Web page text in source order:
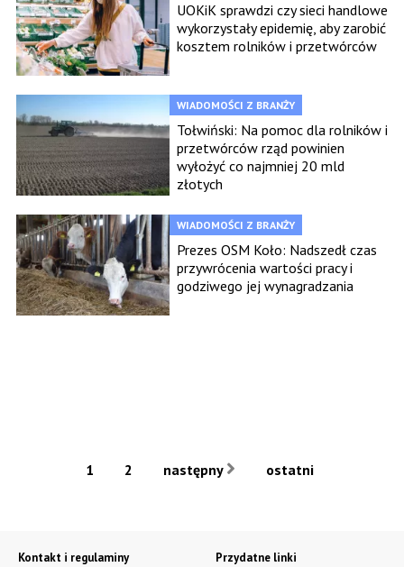
UOKiK sprawdzi czy sieci handlowe
wykorzystały epidemię, aby zarobić
kosztem rolników i przetwórców
WIADOMOŚCI Z BRANŻY
Tołwiński: Na pomoc dla rolników i
przetwórców rząd powinien
wyłożyć co najmniej 20 mld
złotych
WIADOMOŚCI Z BRANŻY
Prezes OSM Koło: Nadszedł czas
przywrócenia wartości pracy i
godziwego jej wynagradzania
1 2 następny ostatni
Kontakt i regulaminy
Przydatne linki